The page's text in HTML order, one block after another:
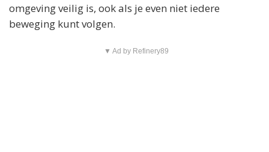
omgeving veilig is, ook als je even niet iedere
beweging kunt volgen.
▼ Ad by Refinery89